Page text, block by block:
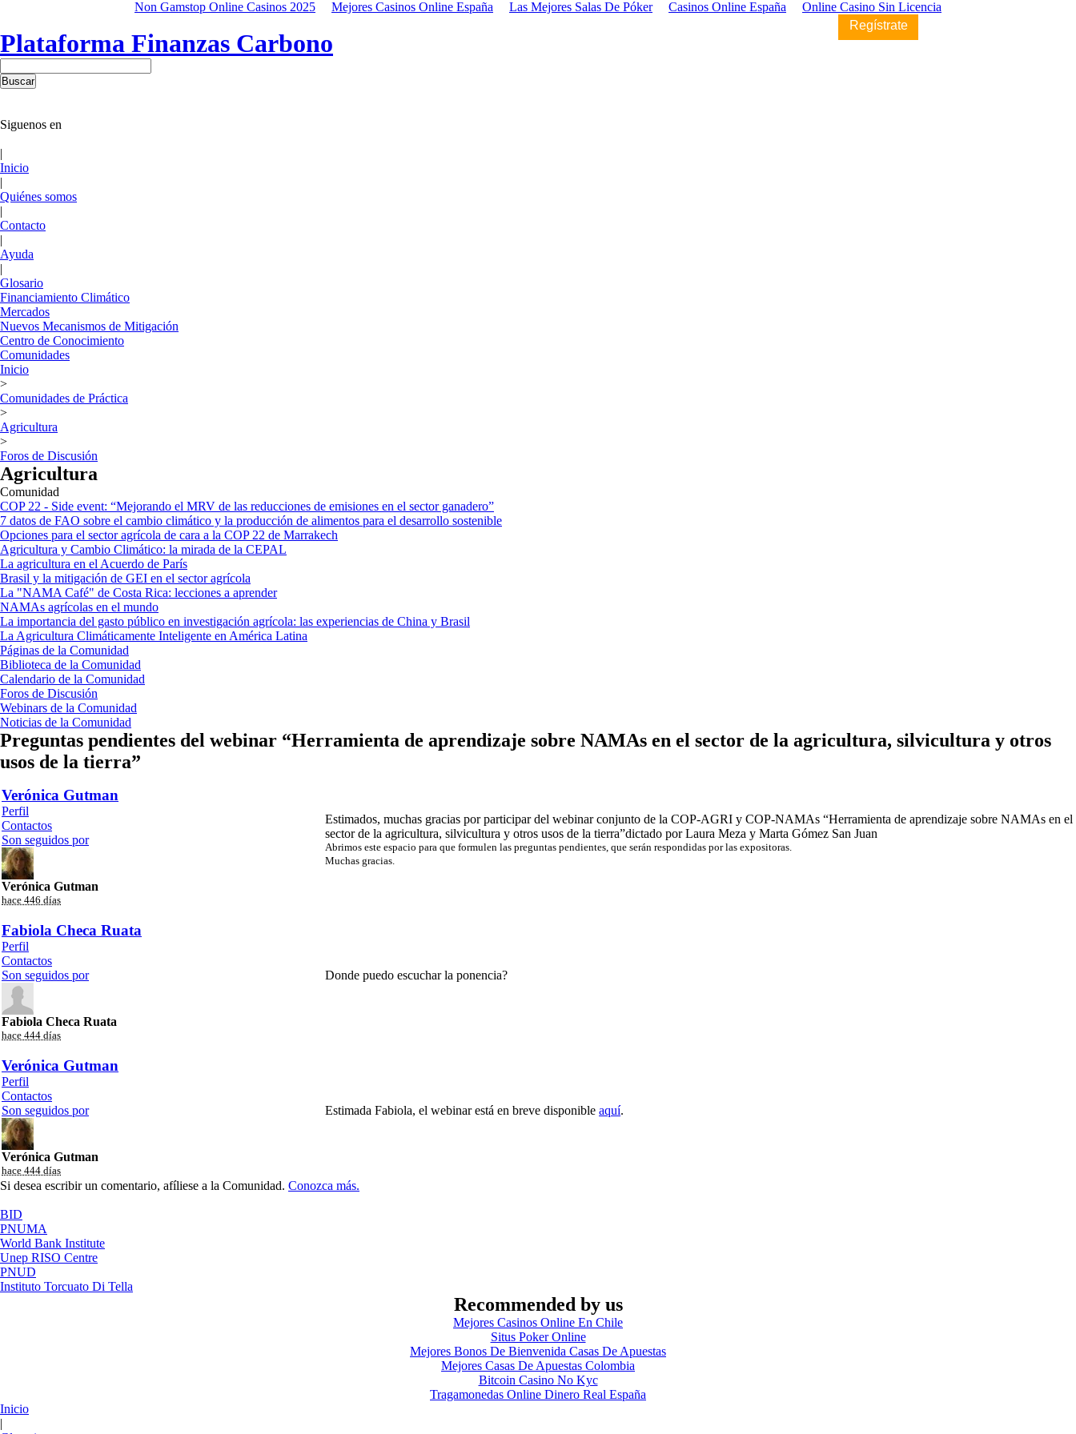
Non Gamstop Online Casinos 2025 Mejores Casinos Online España Las Mejores Salas De Póker Casinos Online España
Online Casino Sin Licencia
Regístrate
Plataforma Finanzas Carbono
Siguenos en
|
Inicio
|
Quiénes somos
|
Contacto
|
Ayuda
|
Glosario
Financiamiento Climático
Mercados
Nuevos Mecanismos de Mitigación
Centro de Conocimiento
Comunidades
Inicio
>
Comunidades de Práctica
>
Agricultura
>
Foros de Discusión
Agricultura
Comunidad
COP 22 - Side event: “Mejorando el MRV de las reducciones de emisiones en el sector ganadero”
7 datos de FAO sobre el cambio climático y la producción de alimentos para el desarrollo sostenible
Opciones para el sector agrícola de cara a la COP 22 de Marrakech
Agricultura y Cambio Climático: la mirada de la CEPAL
La agricultura en el Acuerdo de París
Brasil y la mitigación de GEI en el sector agrícola
La "NAMA Café" de Costa Rica: lecciones a aprender
NAMAs agrícolas en el mundo
La importancia del gasto público en investigación agrícola: las experiencias de China y Brasil
La Agricultura Climáticamente Inteligente en América Latina
Páginas de la Comunidad
Biblioteca de la Comunidad
Calendario de la Comunidad
Foros de Discusión
Webinars de la Comunidad
Noticias de la Comunidad
Preguntas pendientes del webinar “Herramienta de aprendizaje sobre NAMAs en el sector de la agricultura, silvicultura y otros
usos de la tierra”
Verónica Gutman
Perfil
Contactos
Son seguidos por
Verónica Gutman
hace 446 días
Estimados, muchas gracias por participar del webinar conjunto de la COP-AGRI y COP-NAMAs “Herramienta de aprendizaje sobre NAMAs en el
sector de la agricultura, silvicultura y otros usos de la tierra”dictado por Laura Meza y Marta Gómez San Juan
Abrimos este espacio para que formulen las preguntas pendientes, que serán respondidas por las expositoras.
Muchas gracias.
Fabiola Checa Ruata
Perfil
Contactos
Son seguidos por
Fabiola Checa Ruata
hace 444 días
Donde puedo escuchar la ponencia?
Verónica Gutman
Perfil
Contactos
Son seguidos por
Verónica Gutman
hace 444 días
Estimada Fabiola, el webinar está en breve disponible aquí.
Si desea escribir un comentario, afíliese a la Comunidad. Conozca más.
BID
PNUMA
World Bank Institute
Unep RISO Centre
PNUD
Instituto Torcuato Di Tella
Recommended by us
Mejores Casinos Online En Chile
Situs Poker Online
Mejores Bonos De Bienvenida Casas De Apuestas
Mejores Casas De Apuestas Colombia
Bitcoin Casino No Kyc
Tragamonedas Online Dinero Real España
Inicio
|